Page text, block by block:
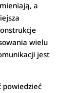
a
wielu
jest
powiedzieć